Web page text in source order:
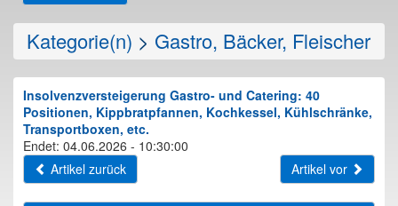
Kategorie(n) > Gastro, Bäcker, Fleischer
Insolvenzversteigerung Gastro- und Catering: 40
Positionen, Kippbratpfannen, Kochkessel, Kühlschränke,
Transportboxen, etc.
Endet: 04.06.2026 - 10:30:00
Artikel zurück
Artikel vor